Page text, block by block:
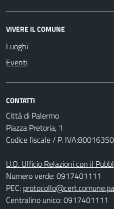
VIVERE IL COMUNE
Luoghi
Eventi
CONTATTI
Città di Palermo
Piazza Pretoria, 1
Codice fiscale / P.
U.O. Ufficio Relazioni con il
Numero verde: 0917401111
PEC:
Centralino unico: 0917401111